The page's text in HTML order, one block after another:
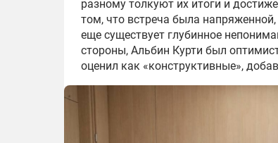
разному толкуют их итоги и
том, что встреча была
еще существует глубинное
стороны, Альбин Курти был
оценил как «конструктивные»,